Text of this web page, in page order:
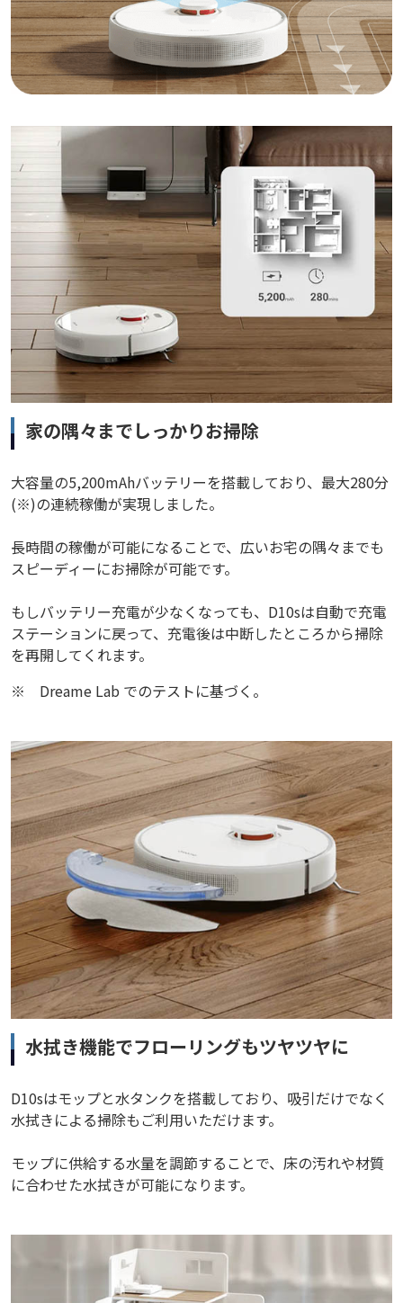
家の隅々までしっかりお掃除
大容量の5,200mAhバッテリーを搭載しており、最大280分
(※)の連続稼働が実現しました。
長時間の稼働が可能になることで、広いお宅の隅々までも
スピーディーにお掃除が可能です。
もしバッテリー充電が少なくなっても、D10sは自動で充電
ステーションに戻って、充電後は中断したところから掃除
を再開してくれます。
※
Dreame Lab でのテストに基づく。
水拭き機能でフローリングもツヤツヤに
D10sはモップと水タンクを搭載しており、吸引だけでなく
水拭きによる掃除もご利用いただけます。
モップに供給する水量を調節することで、床の汚れや材質
に合わせた水拭きが可能になります。